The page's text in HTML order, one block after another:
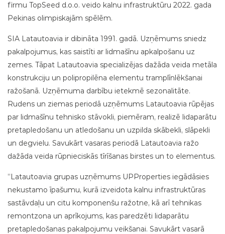
firmu TopSeed d.o.o. veido kalnu infrastruktūru 2022. gada
Pekinas olimpiskajām spēlēm.
SIA Latautoavia ir dibināta 1991. gadā. Uzņēmums sniedz
pakalpojumus, kas saistīti ar lidmašīnu apkalpošanu uz
zemes. Tāpat Latautoavia specializējas dažāda veida metāla
konstrukciju un polipropilēna elementu tramplīnlēkšanai
ražošanā. Uzņēmuma darbību ietekmē sezonalitāte.
Rudens un ziemas periodā uzņēmums Latautoavia rūpējas
par lidmašīnu tehnisko stāvokli, piemēram, realizē lidaparātu
pretapledošanu un atledošanu un uzpilda skābekli, slāpekli
un degvielu. Savukārt vasaras periodā Latautoavia ražo
dažāda veida rūpnieciskās tīrīšanas birstes un to elementus.
”Latautoavia grupas uzņēmums UPProperties iegādāsies
nekustamo īpašumu, kurā izveidota kalnu infrastruktūras
sastāvdaļu un citu komponenšu ražotne, kā arī tehnikas
remontzona un aprīkojums, kas paredzēti lidaparātu
pretapledošanas pakalpojumu veikšanai. Savukārt vasarā